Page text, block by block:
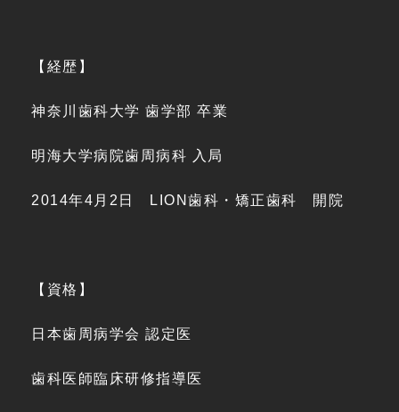
【経歴】
神奈川歯科大学 歯学部 卒業
明海大学病院歯周病科 入局
2014年4月2日 LION歯科・矯正歯科 開院
【資格】
日本歯周病学会 認定医
歯科医師臨床研修指導医